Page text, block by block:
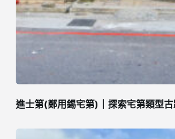
進士第(鄭用錫宅第)｜探索宅第類型